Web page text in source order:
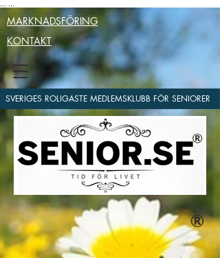
MARKNADSFÖRING
KONTAKT
SVERIGES ROLIGASTE MEDLEMSKLUBB FÖR SENIORER
®